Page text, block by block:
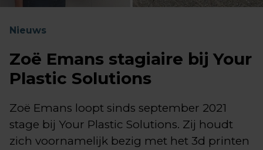
Nieuws
Zoë Emans stagiaire bij Your
Plastic Solutions
Zoë Emans loopt sinds september 2021
stage bij Your Plastic Solutions. Zij houdt
zich voornamelijk bezig met het 3d printen